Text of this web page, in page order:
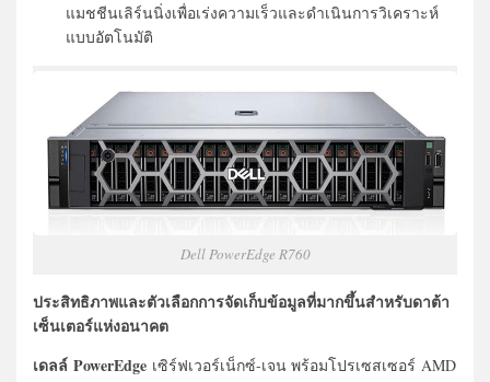
แมชชีนเลิร์นนิ่งเพื่อเร่งความเร็วและดำเนินการวิเคราะห์
แบบอัตโนมัติ
Dell PowerEdge R760
ประสิทธิภาพและตัวเลือกการจัดเก็บข้อมูลที่มากขึ้นสำหรับดาต้า
เซ็นเตอร์แห่งอนาคต
เดลล์ PowerEdge เซิร์ฟเวอร์เน็กซ์-เจน พร้อมโปรเซสเซอร์ AMD